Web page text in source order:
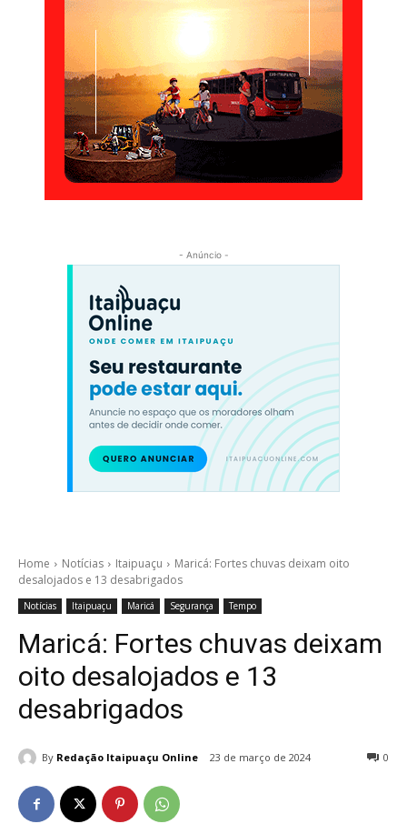
- Anúncio -